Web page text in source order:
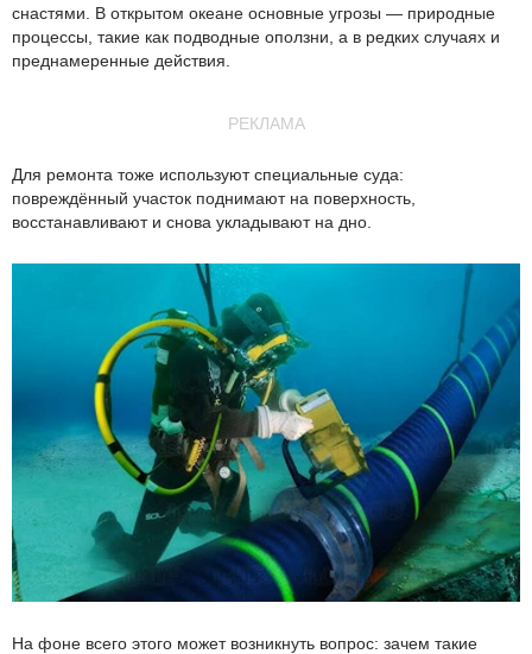
снастями. В открытом океане основные угрозы — природные
процессы, такие как подводные оползни, а в редких случаях и
преднамеренные действия.
РЕКЛАМА
Для ремонта тоже используют специальные суда:
повреждённый участок поднимают на поверхность,
восстанавливают и снова укладывают на дно.
На фоне всего этого может возникнуть вопрос: зачем такие